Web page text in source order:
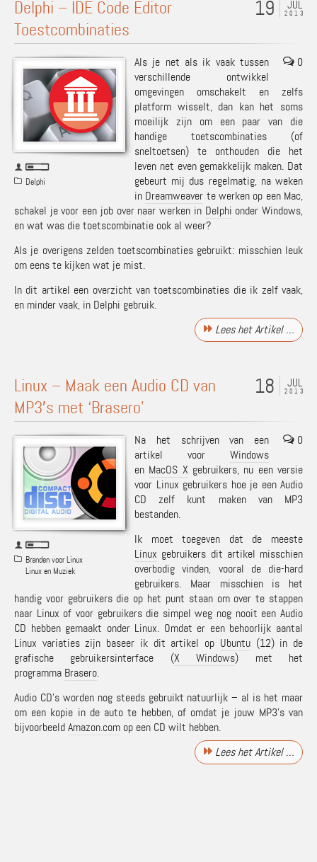
JUL
2013
19
Delphi – IDE Code Editor
Toestcombinaties
Delphi
0
Als je net als ik vaak tussen
verschillende ontwikkel
omgevingen omschakelt en zelfs
platform wisselt, dan kan het soms
moeilijk zijn om een paar van die
handige toetscombinaties (of
sneltoetsen) te onthouden die het
leven net even gemakkelijk maken. Dat
gebeurt mij dus regelmatig, na weken
in Dreamweaver te werken op een Mac,
schakel je voor een job over naar werken in Delphi onder Windows,
en wat was die toetscombinatie ook al weer?
Als je overigens zelden toetscombinaties gebruikt: misschien leuk
om eens te kijken wat je mist.
In dit artikel een overzicht van toetscombinaties die ik zelf vaak,
en minder vaak, in Delphi gebruik.
Lees het Artikel …
JUL
2013
18
Linux – Maak een Audio CD van
MP3′s met ‘Brasero’
Branden voor Linux
Linux en Muziek
0
Na het schrijven van een
artikel voor Windows
en MacOS X gebruikers, nu een versie
voor Linux gebruikers hoe je een Audio
CD zelf kunt maken van MP3
bestanden.
Ik moet toegeven dat de meeste
Linux gebruikers dit artikel misschien
overbodig vinden, vooral de die-hard
gebruikers. Maar misschien is het
handig voor gebruikers die op het punt staan om over te stappen
naar Linux of voor gebruikers die simpel weg nog nooit een Audio
CD hebben gemaakt onder Linux. Omdat er een behoorlijk aantal
Linux variaties zijn baseer ik dit artikel op Ubuntu(12) in de
grafische gebruikersinterface (X Windows) met het
programma Brasero.
Audio CD’s worden nog steeds gebruikt natuurlijk – al is het maar
om een kopie in de auto te hebben, of omdat je jouw MP3’s van
bijvoorbeeldAmazon.com op een CD wilt hebben.
Lees het Artikel …